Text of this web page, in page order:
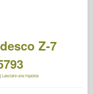
Z-7
|Lasciare una risposta